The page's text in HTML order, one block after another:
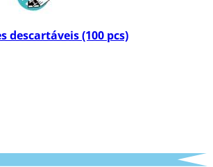
descartáveis (100 pcs)